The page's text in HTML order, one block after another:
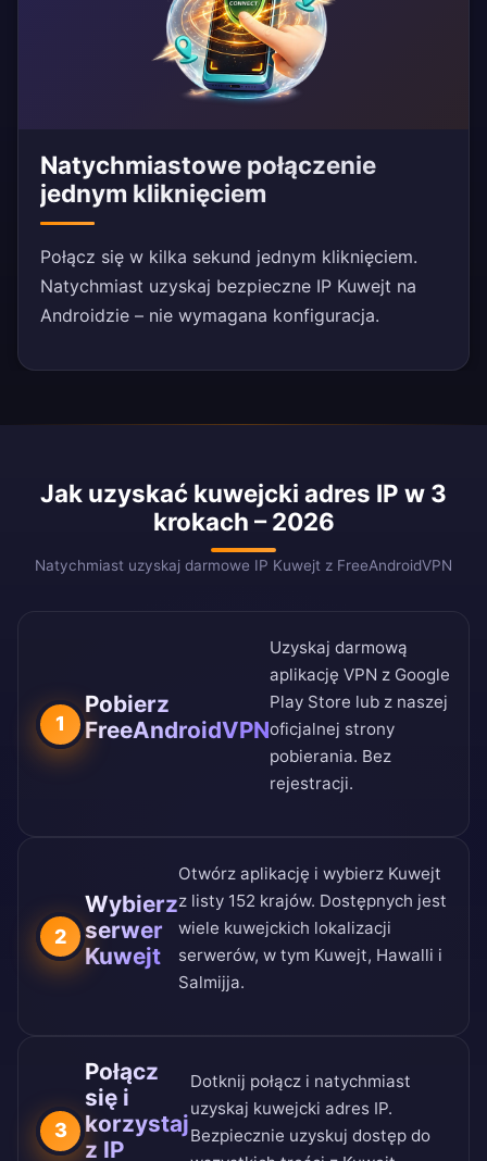
Natychmiastowe połączenie
jednym kliknięciem
Połącz się w kilka sekund jednym kliknięciem.
Natychmiast uzyskaj bezpieczne IP Kuwejt na
Androidzie – nie wymagana konfiguracja.
Jak uzyskać kuwejcki adres IP w 3
krokach – 2026
Natychmiast uzyskaj darmowe IP Kuwejt z FreeAndroidVPN
1
Pobierz
FreeAndroidVPN
Uzyskaj darmową
aplikację VPN z Google
Play Store lub z naszej
oficjalnej strony
pobierania. Bez
rejestracji.
2
Wybierz
serwer
Kuwejt
Otwórz aplikację i wybierz Kuwejt
z listy 152 krajów. Dostępnych jest
wiele kuwejckich lokalizacji
serwerów, w tym Kuwejt, Hawalli i
Salmijja.
3
Połącz
się i
korzystaj
z IP
Dotknij połącz i natychmiast
uzyskaj kuwejcki adres IP.
Bezpiecznie uzyskuj dostęp do